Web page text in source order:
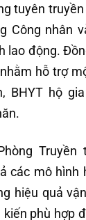
tuyên
Công nhân
lao động.
hỗ trợ
BHYT hộ
Truyền
các mô hình
hiệu quả
kiến phù hợp